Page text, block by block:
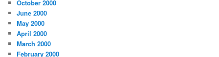
October 2000
June 2000
May 2000
April 2000
March 2000
February 2000